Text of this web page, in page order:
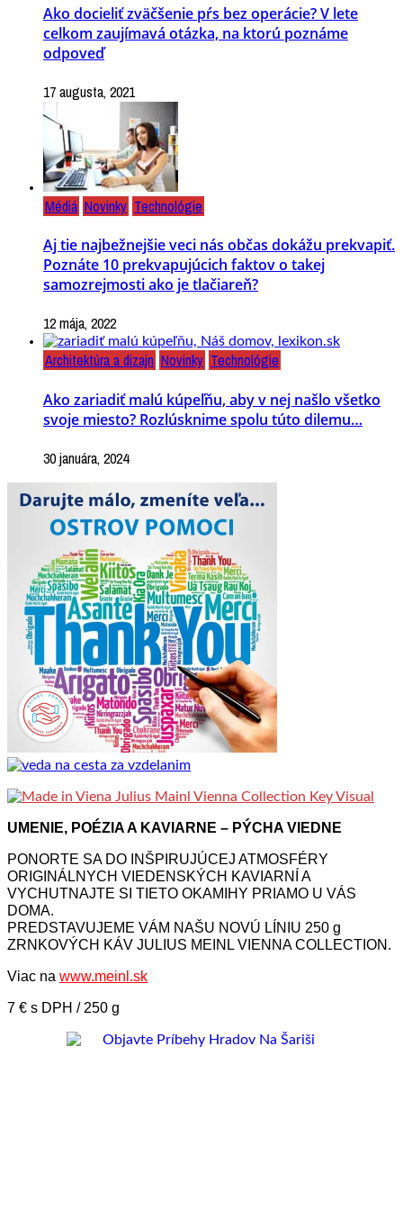
Ako docieliť zväčšenie pŕs bez operácie? V lete
celkom zaujímavá otázka, na ktorú poznáme
odpoveď
17 augusta, 2021
Médiá Novinky Technológie
Aj tie najbežnejšie veci nás občas dokážu prekvapiť.
Poznáte 10 prekvapujúcich faktov o takej
samozrejmosti ako je tlačiareň?
12 mája, 2022
Architektúra a dizajn Novinky Technológie
Ako zariadiť malú kúpeľňu, aby v nej našlo všetko
svoje miesto? Rozlúsknime spolu túto dilemu…
30 januára, 2024
UMENIE, POÉZIA A KAVIARNE – PÝCHA VIEDNE
PONORTE SA DO INŠPIRUJÚCEJ ATMOSFÉRY
ORIGINÁLNYCH VIEDENSKÝCH KAVIARNÍ A
VYCHUTNAJTE SI TIETO OKAMIHY PRIAMO U VÁS
DOMA.
PREDSTAVUJEME VÁM NAŠU NOVÚ LÍNIU 250 g
ZRNKOVÝCH KÁV JULIUS MEINL VIENNA COLLECTION.
Viac na www.meinl.sk
7 € s DPH / 250 g